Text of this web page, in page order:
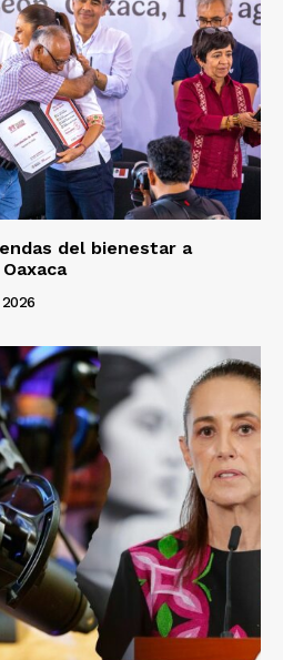
del bienestar a